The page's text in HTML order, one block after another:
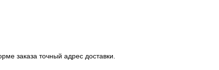
заказа точный адрес доставки.